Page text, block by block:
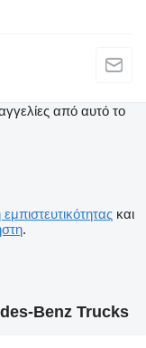
από αυτό το
εμπιστευτικότητας και
.
Benz Trucks